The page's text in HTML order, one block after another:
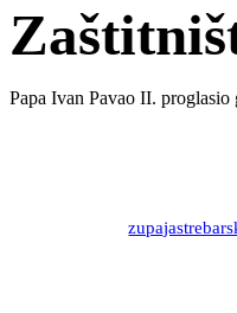
Papa Ivan Pavao II.
Izvor: